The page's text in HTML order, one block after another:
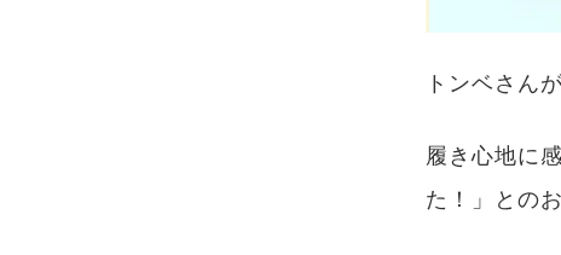
トンベさん
履き心地に
た！」との